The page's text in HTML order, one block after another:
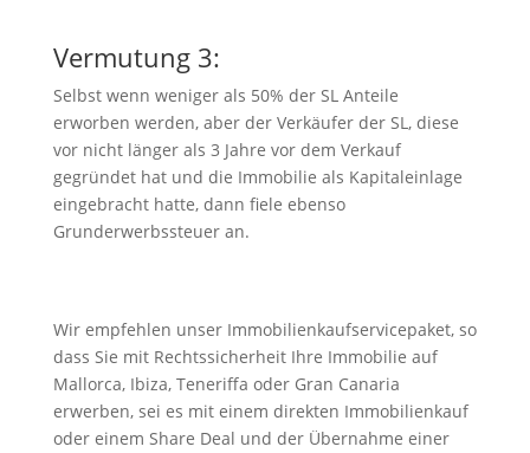
Vermutung 3:
Selbst wenn weniger als 50% der SL Anteile
erworben werden, aber der Verkäufer der SL, diese
vor nicht länger als 3 Jahre vor dem Verkauf
gegründet hat und die Immobilie als Kapitaleinlage
eingebracht hatte, dann fiele ebenso
Grunderwerbssteuer an.
Wir empfehlen unser Immobilienkaufservicepaket, so
dass Sie mit Rechtssicherheit Ihre Immobilie auf
Mallorca, Ibiza, Teneriffa oder Gran Canaria
erwerben, sei es mit einem direkten Immobilienkauf
oder einem Share Deal und der Übernahme einer